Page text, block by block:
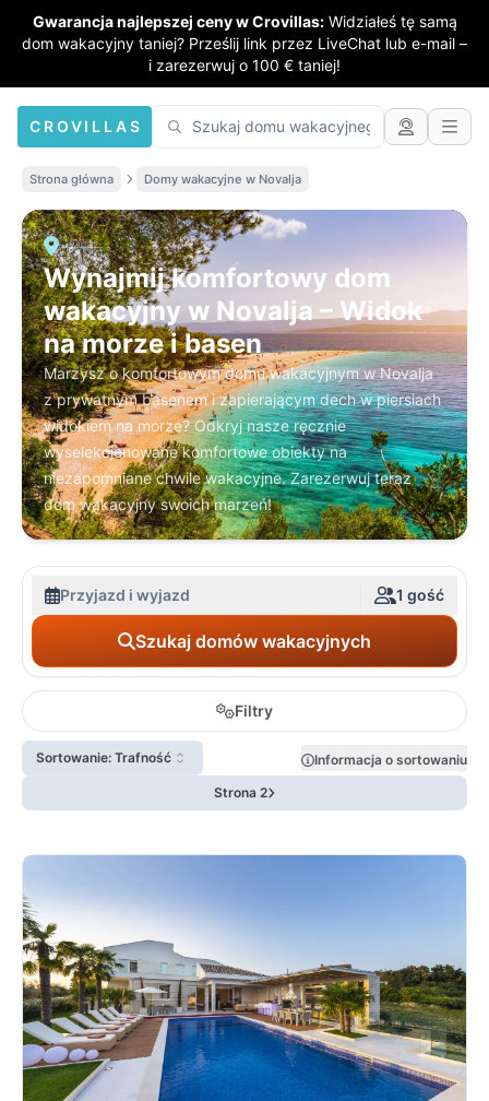
Gwarancja najlepszej ceny w Crovillas: Widziałeś tę samą
dom wakacyjny taniej? Prześlij link przez LiveChat lub e-mail –
i zarezerwuj o 100 € taniej!
CROVILLAS
Strona główna Domy wakacyjne w Novalja
Wynajmij komfortowy dom
wakacyjny w Novalja – Widok
na morze i basen
Marzysz o komfortowym domu wakacyjnym w Novalja
z prywatnym basenem i zapierającym dech w piersiach
widokiem na morze? Odkryj nasze ręcznie
wyselekcjonowane komfortowe obiekty na
niezapomniane chwile wakacyjne. Zarezerwuj teraz
dom wakacyjny swoich marzeń!
Przyjazd i wyjazd 1 gość
Szukaj domów wakacyjnych
Filtry
Sortowanie: Trafność
Informacja o sortowaniu
Strona 2